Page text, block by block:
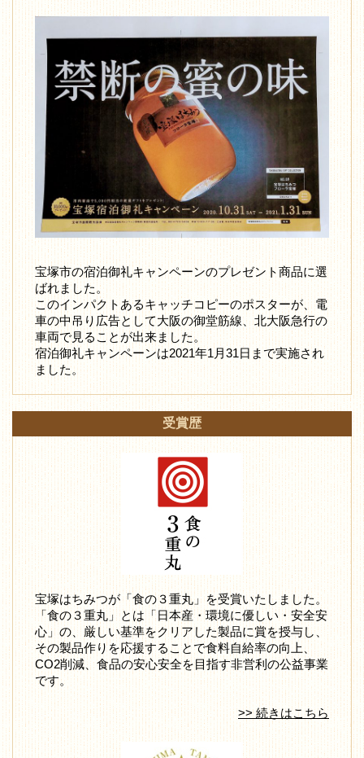
宝塚市の宿泊御礼キャンペーンのプレゼント商品に選
ばれました。
このインパクトあるキャッチコピーのポスターが、電
車の中吊り広告として大阪の御堂筋線、北大阪急行の
車両で見ることが出来ました。
宿泊御礼キャンペーンは2021年1月31日まで実施され
ました。
受賞歴
宝塚はちみつが「食の３重丸」を受賞いたしました。
「食の３重丸」とは「日本産・環境に優しい・安全安
心」の、厳しい基準をクリアした製品に賞を授与し、
その製品作りを応援することで食料自給率の向上、
CO2削減、食品の安心安全を目指す非営利の公益事業
です。
>> 続きはこちら